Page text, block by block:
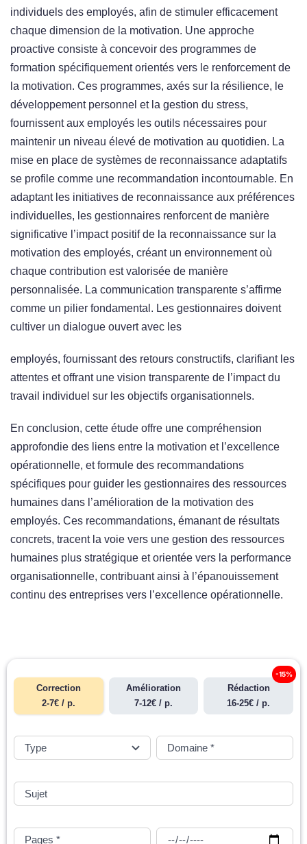
individuels des employés, afin de stimuler efficacement
chaque dimension de la motivation. Une approche
proactive consiste à concevoir des programmes de
formation spécifiquement orientés vers le renforcement de
la motivation. Ces programmes, axés sur la résilience, le
développement personnel et la gestion du stress,
fournissent aux employés les outils nécessaires pour
maintenir un niveau élevé de motivation au quotidien. La
mise en place de systèmes de reconnaissance adaptatifs
se profile comme une recommandation incontournable. En
adaptant les initiatives de reconnaissance aux préférences
individuelles, les gestionnaires renforcent de manière
significative l’impact positif de la reconnaissance sur la
motivation des employés, créant un environnement où
chaque contribution est valorisée de manière
personnalisée. La communication transparente s’affirme
comme un pilier fondamental. Les gestionnaires doivent
cultiver un dialogue ouvert avec les
employés, fournissant des retours constructifs, clarifiant les
attentes et offrant une vision transparente de l’impact du
travail individuel sur les objectifs organisationnels.
En conclusion, cette étude offre une compréhension
approfondie des liens entre la motivation et l’excellence
opérationnelle, et formule des recommandations
spécifiques pour guider les gestionnaires des ressources
humaines dans l’amélioration de la motivation des
employés. Ces recommandations, émanant de résultats
concrets, tracent la voie vers une gestion des ressources
humaines plus stratégique et orientée vers la performance
organisationnelle, contribuant ainsi à l’épanouissement
continu des entreprises vers l’excellence opérationnelle.
Correction
2-7€ / p.
Amélioration
7-12€ / p.
Rédaction
16-25€ / p.
-15%